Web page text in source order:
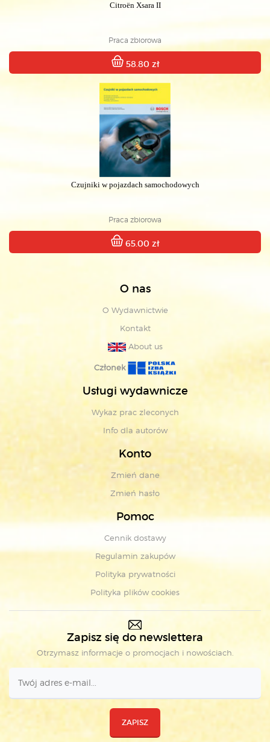
Citroën Xsara II
Praca zbiorowa
58.80 zł
Czujniki w pojazdach samochodowych
Praca zbiorowa
65.00 zł
O nas
O Wydawnictwie
Kontakt
About us
Członek
Usługi wydawnicze
Wykaz prac zleconych
Info dla autorów
Konto
Zmień dane
Zmień hasło
Pomoc
Cennik dostawy
Regulamin zakupów
Polityka prywatności
Polityka plików cookies
Zapisz się do newslettera
Otrzymasz informacje o promocjach i nowościach.
ZAPISZ